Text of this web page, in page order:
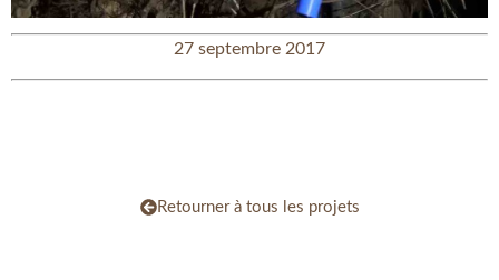
27 septembre 2017
Retourner à tous les projets